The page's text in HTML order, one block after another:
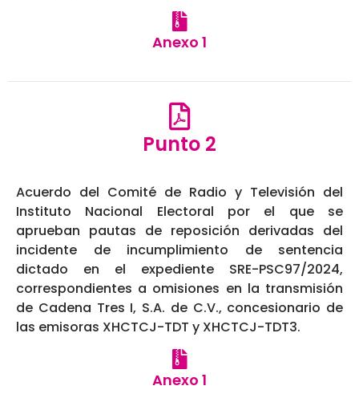
Anexo 1
Punto 2
Acuerdo del Comité de Radio y Televisión del
Instituto Nacional Electoral por el que se
aprueban pautas de reposición derivadas del
incidente de incumplimiento de sentencia
dictado en el expediente SRE-PSC97/2024,
correspondientes a omisiones en la transmisión
de Cadena Tres I, S.A. de C.V., concesionario de
las emisoras XHCTCJ-TDT y XHCTCJ-TDT3.
Anexo 1